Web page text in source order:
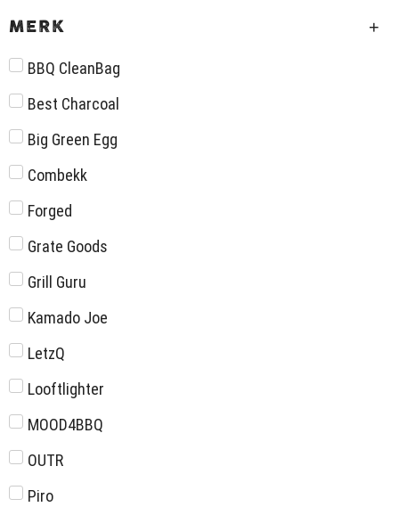
MERK
BBQ CleanBag
Best Charcoal
Big Green Egg
Combekk
Forged
Grate Goods
Grill Guru
Kamado Joe
LetzQ
Looftlighter
MOOD4BBQ
OUTR
Piro